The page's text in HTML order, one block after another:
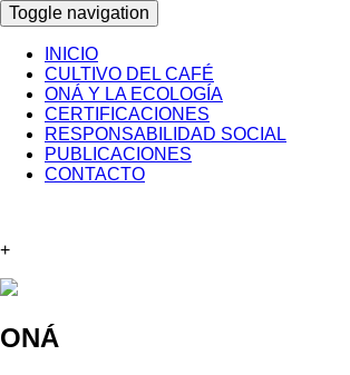
Toggle navigation
INICIO
CULTIVO DEL CAFÉ
ONÁ Y LA ECOLOGÍA
CERTIFICACIONES
RESPONSABILIDAD SOCIAL
PUBLICACIONES
CONTACTO
+
ONÁ